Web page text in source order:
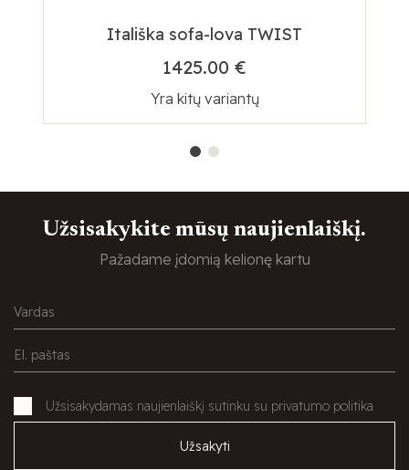
Itališka sofa-lova TWIST
1425.00 €
Yra kitų variantų
Užsisakykite mūsų naujienlaiškį.
Pažadame įdomią kelionę kartu
Užsisakydamas naujienlaiškį sutinku su privatumo politika
Užsakyti